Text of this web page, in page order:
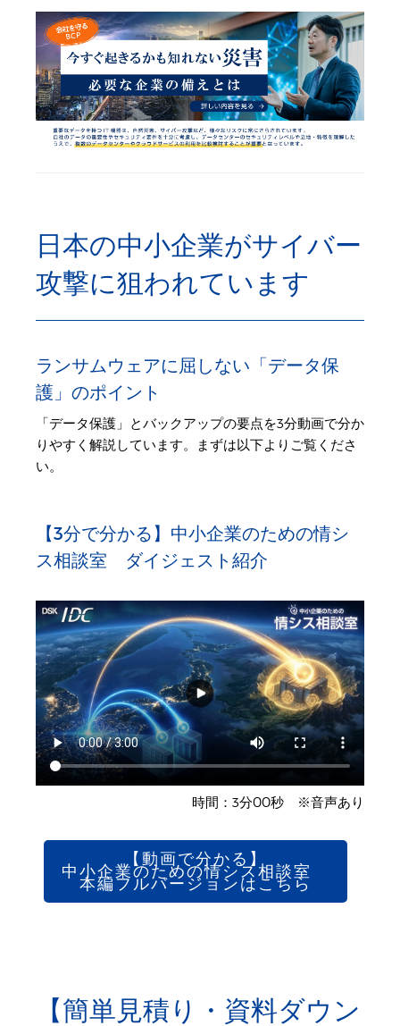
日本の中小企業がサイバー
攻撃に狙われています
ランサムウェアに屈しない「データ保
護」のポイント
「データ保護」とバックアップの要点を3分動画で分か
りやすく解説しています。まずは以下よりご覧くださ
い。
【3分で分かる】中小企業のための情シ
ス相談室 ダイジェスト紹介
時間：3分00秒 ※音声あり
【動画で分かる】
中小企業のための情シス相談室
本編フルバージョンはこちら
【簡単見積り・資料ダウン